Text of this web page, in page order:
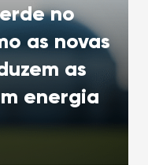
no
as novas
as
energia